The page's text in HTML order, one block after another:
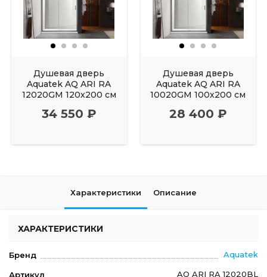
Душевая дверь
Aquatek AQ ARI RA
12020GM 120х200 см
34 550 ₽
Душевая дверь
Aquatek AQ ARI RA
10020GM 100х200 см
28 400 ₽
Характеристики Описание
ХАРАКТЕРИСТИКИ
Бренд Aquatek
Артикул AQ ARI RA 12020BL